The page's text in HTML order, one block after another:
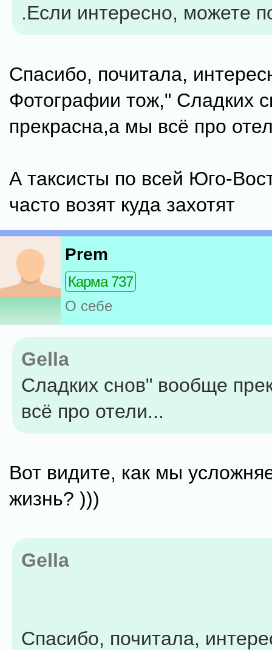
.Если интересно, можете
Спасибо, почитала,
Фотографии тож," Сладких
прекрасна,а мы всё про
А таксисты по всей Юго-
часто возят куда захотят
Prem
Карма 737
О себе
Gella
Сладких снов" вообще
всё про отели...
Вот видите, как мы
жизнь? )))
Gella
Спасибо, почитала,